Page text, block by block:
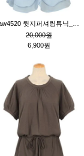
20,000원
6,900원